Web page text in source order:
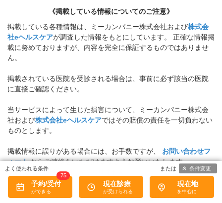
《掲載している情報についてのご注意》
掲載している各種情報は、ミーカンパニー株式会社および株式会
社eヘルスケアが調査した情報をもとにしています。 正確な情報掲
載に努めておりますが、内容を完全に保証するものではありませ
ん。
掲載されている医院を受診される場合は、事前に必ず該当の医院
に直接ご確認ください。
当サービスによって生じた損害について、ミーカンパニー株式会
社および株式会社eヘルスケアではその賠償の責任を一切負わない
ものとします。
掲載情報に誤りがある場合には、お手数ですが、 お問い合わせフ
ォームからご連絡をいただけますようお願いいたします。
※お電話での対応は行っておりません
病院なびトップ>愛知県>本郷駅周辺(名古屋市営地下鉄東山線)
予約/受付
75
現在診療 現在地
条件変更